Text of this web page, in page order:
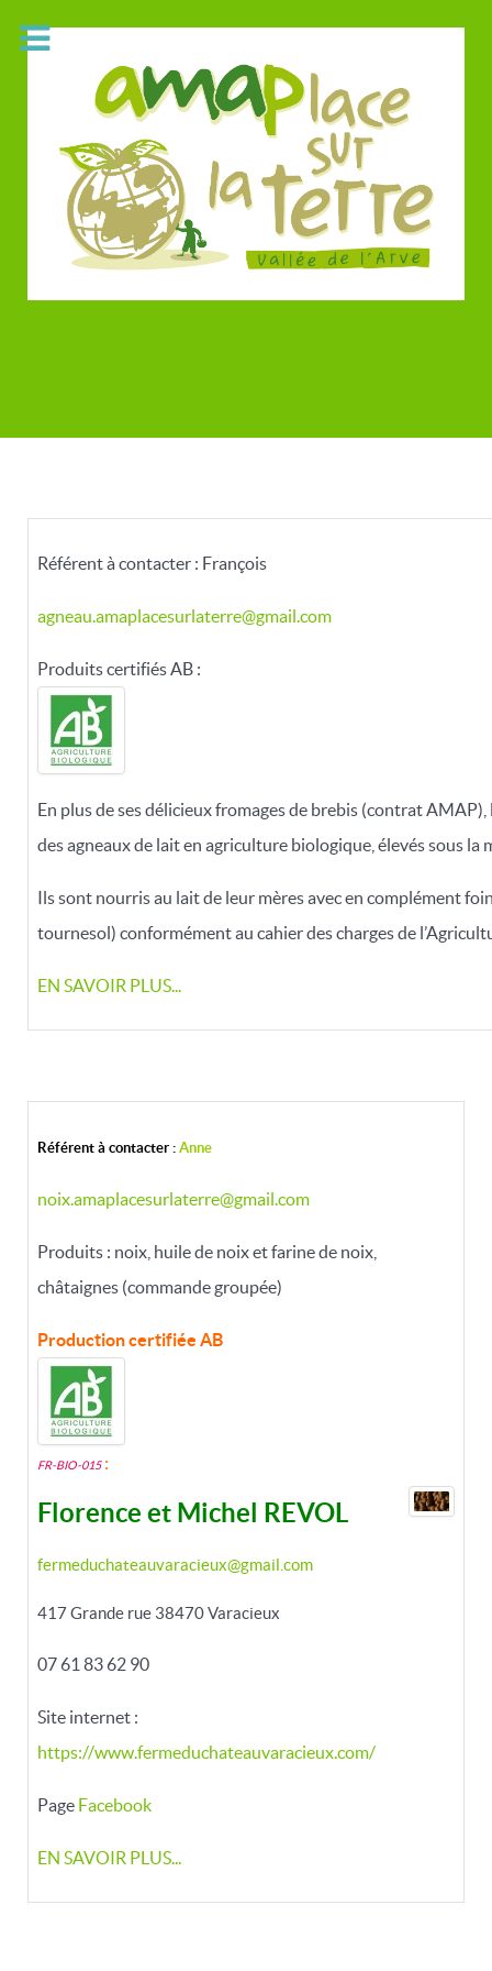
Référent à contacter : François
agneau.amaplacesurlaterre@gmail.com
Produits certifiés AB :
En plus de ses délicieux fromages de brebis (contrat AMAP),
des agneaux de lait en agriculture biologique, élevés sous la
Ils sont nourris au lait de leur mères avec en complément
tournesol) conformément au cahier des charges de
EN SAVOIR PLUS...
Référent à contacter : Anne
noix.amaplacesurlaterre@gmail.com
Produits : noix, huile de noix et farine de noix,
châtaignes (commande groupée)
Production certifiée AB
FR-BIO-015:
Florence et Michel REVOL
fermeduchateauvaracieux@gmail.com
417 Grande rue 38470 Varacieux
07 61 83 62 90
Site internet :
https://www.fermeduchateauvaracieux.com/
Page Facebook
EN SAVOIR PLUS...